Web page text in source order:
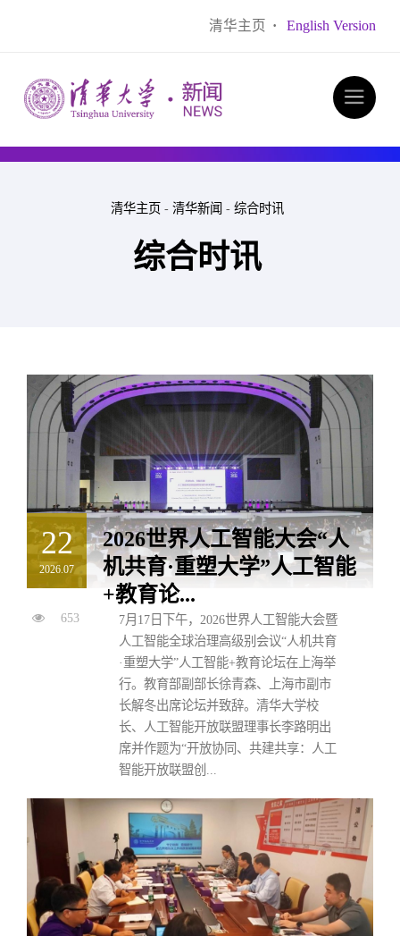
清华主页 · English Version
清华主页 - 清华新闻 - 综合时讯
综合时讯
22
2026.07
653
2026世界人工智能大会“人
机共育·重塑大学”人工智能
+教育论...
7月17日下午，2026世界人工智能大会暨
人工智能全球治理高级别会议“人机共育
·重塑大学”人工智能+教育论坛在上海举
行。教育部副部长徐青森、上海市副市
长解冬出席论坛并致辞。清华大学校
长、人工智能开放联盟理事长李路明出
席并作题为“开放协同、共建共享：人工
智能开放联盟创...